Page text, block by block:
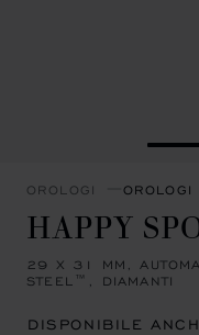
VAI
OROLOGI OROLOGI
HAPPY
29 X 31 MM,
STEEL™, DIAMANTI
DISPONIBILE